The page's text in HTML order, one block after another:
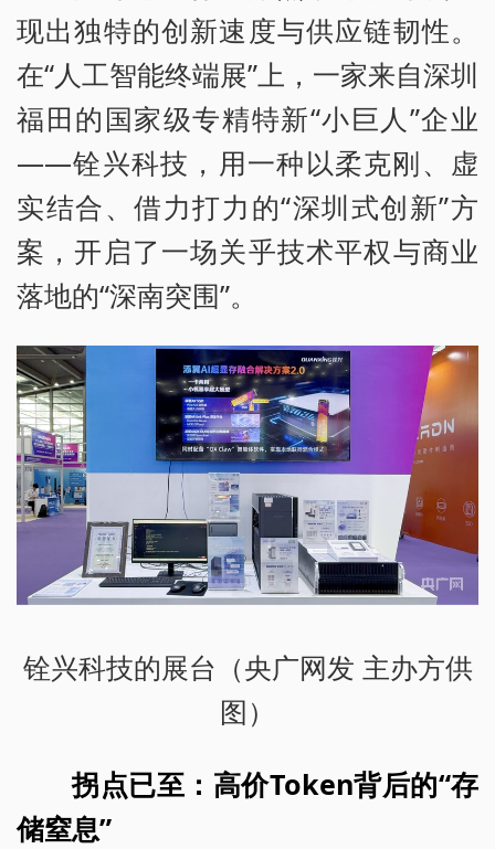
现出独特的创新速度与供应链韧性。
在“人工智能终端展”上，一家来自深圳
福田的国家级专精特新“小巨人”企业
——铨兴科技，用一种以柔克刚、虚
实结合、借力打力的“深圳式创新”方
案，开启了一场关乎技术平权与商业
落地的“深南突围”。
铨兴科技的展台（央广网发 主办方供
图）
拐点已至：高价Token背后的“存
储窒息”